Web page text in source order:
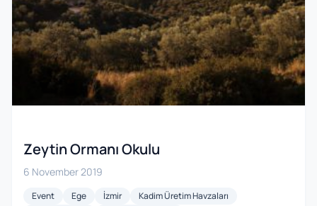
Zeytin Ormanı Okulu
6 November 2019
Event Ege İzmir
Kadim Üretim Havzaları